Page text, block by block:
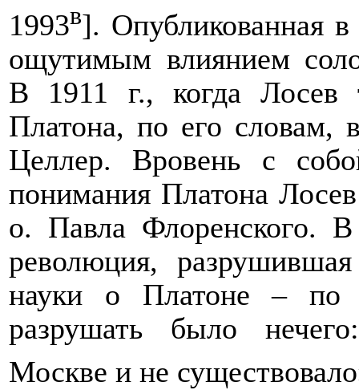
1993в]. Опубликованная
ощутимым влиянием
В 1911 г., когда Лосев
Платона, по его словам,
Целлер. Вровень с
понимания Платона
о. Павла Флоренского.
революция,
науки о Платоне – по
разрушать было
Москве и не